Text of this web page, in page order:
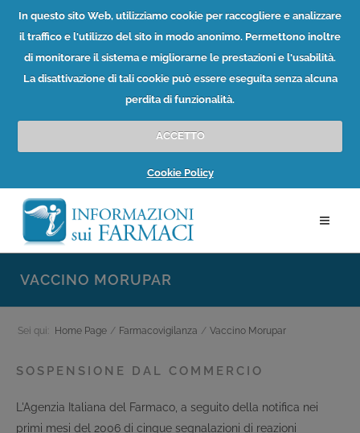
In questo sito Web, utilizziamo cookie per raccogliere e analizzare
il traffico e l'utilizzo del sito in modo anonimo. Permettono inoltre
di monitorare il sistema e migliorarne le prestazioni e l'usabilità.
La disattivazione di tali cookie può essere eseguita senza alcuna
perdita di funzionalità.
ACCETTO
Cookie Policy
VACCINO MORUPAR
Sei qui: Home Page / Farmacovigilanza / Vaccino Morupar
SOSPENSIONE DAL COMMERCIO
L'Agenzia Italiana del Farmaco, a seguito della notifica nei
primi mesi del 2006 di cinque segnalazioni di reazioni